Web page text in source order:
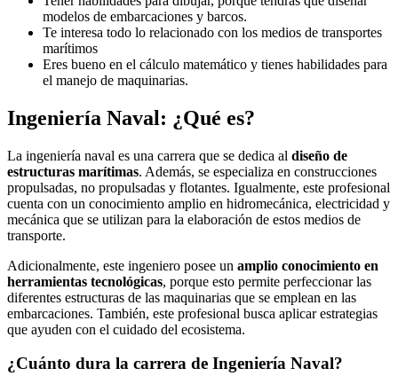
modelos de embarcaciones y barcos.
Te interesa todo lo relacionado con los medios de transportes
marítimos
Eres bueno en el cálculo matemático y tienes habilidades para
el manejo de maquinarias.
Ingeniería Naval: ¿Qué es?
La ingeniería naval es una carrera que se dedica al diseño de
estructuras marítimas. Además, se especializa en construcciones
propulsadas, no propulsadas y flotantes. Igualmente, este profesional
cuenta con un conocimiento amplio en hidromecánica, electricidad y
mecánica que se utilizan para la elaboración de estos medios de
transporte.
Adicionalmente, este ingeniero posee un amplio conocimiento en
herramientas tecnológicas, porque esto permite perfeccionar las
diferentes estructuras de las maquinarias que se emplean en las
embarcaciones. También, este profesional busca aplicar estrategias
que ayuden con el cuidado del ecosistema.
¿Cuánto dura la carrera de Ingeniería Naval?